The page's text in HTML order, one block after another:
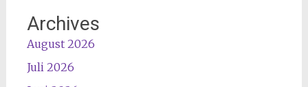
Archives
August 2026
Juli 2026